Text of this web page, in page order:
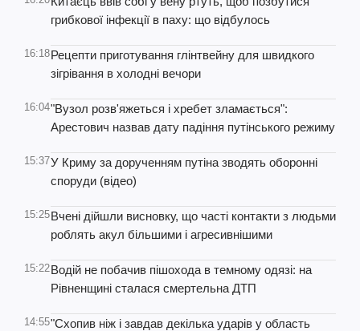
грибкової інфекції в паху: що відбулось
16:18Рецепти приготування глінтвейну для швидкого
зігрівання в холодні вечори
16:04"Вузол розв'яжеться і хребет зламається":
Арестович назвав дату падіння путінського режиму
15:37У Криму за дорученням путіна зводять оборонні
споруди (відео)
15:25Вчені дійшли висновку, що часті контакти з людьми
роблять акул більшими і агресивнішими
15:22Водій не побачив пішохода в темному одязі: на
Рівненщині сталася смертельна ДТП
14:55"Схопив ніж і завдав декілька ударів у область